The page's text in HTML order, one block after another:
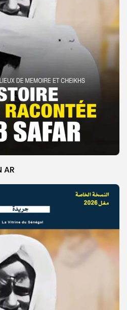
AR